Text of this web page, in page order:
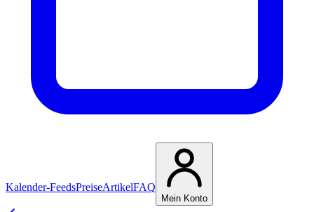
Kalender-FeedsPreiseArtikelFAQ
Mein Konto